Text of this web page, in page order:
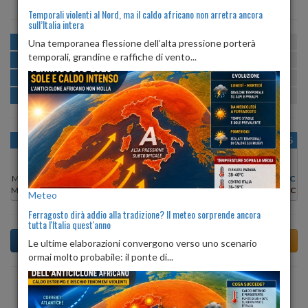
MATTINA min:17º max:24º U:
POMERIGGIO min:23º max:24º
SERA min:20º max:22º U:82% 89%
NOTTE min: 17º max:19º U:86%
OGGI
Min:
23°C
Max:24°C
LUN 10
Min:
Max:26°C
MAR 11
Min:25°C
Max:26°C
MER 12
Min:
23°C
Max:24°C
GIO 13
Max:23°C
VEN 14
Min:22°C
Max:23°C
SAB 15
22°C
Max:23°C
Previsioni del Tempo a Borno tra 3 giorni
Temporali violenti al Nord, ma il caldo africano non arretra ancora
sull’Italia intera
Una temporanea flessione dell’alta pressione porterà
temporali, grandine e raffiche di vento...
Meteo
Ferragosto dirà addio alla tradizione? Il meteo sorprende ancora
tutta l'Italia quest'anno
Le ultime elaborazioni convergono verso uno scenario
ormai molto probabile: il ponte di...